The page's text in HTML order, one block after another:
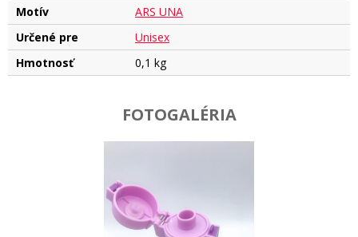
Motív
ARS UNA
Určené pre
Unisex
Hmotnosť
0,1 kg
FOTOGALÉRIA